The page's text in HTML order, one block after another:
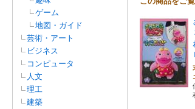
ゲーム
地図・ガイド
芸術・アート
ビジネス
コンピュータ
人文
理工
建築